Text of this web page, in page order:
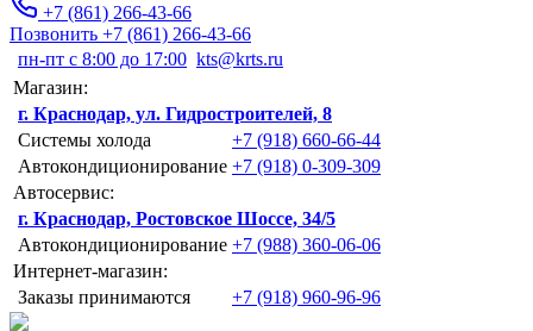
+7 (861) 266-43-66
Позвонить +7 (861) 266-43-66
пн-пт с 8:00 до 17:00 kts@krts.ru
Магазин:
г. Краснодар, ул. Гидростроителей, 8
Системы холода
+7 (918) 660-66-44
Автокондиционирование +7 (918) 0-309-309
Автосервис:
г. Краснодар, Ростовское Шоссе, 34/5
Автокондиционирование +7 (988) 360-06-06
Интернет-магазин:
Заказы принимаются
+7 (918) 960-96-96